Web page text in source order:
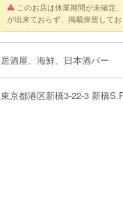
このお店は休業期間が未確定
が出来ておらず、掲載保留してお
居酒屋、海鮮、日本酒バー
東京都港区新橋3-22-3 新橋